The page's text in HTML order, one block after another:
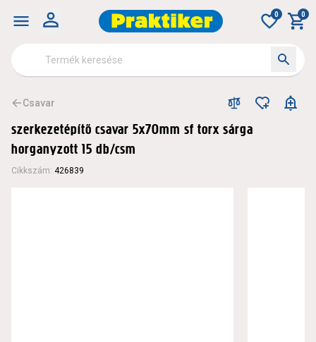
0 0
Csavar
szerkezetépítő csavar 5x70mm sf torx sárga
horganyzott 15 db/csm
Cikkszám: 426839